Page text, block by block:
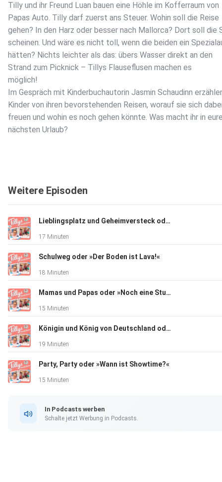
Tilly und ihr Freund Luan bauen eine Höhle im Kofferraum von
Papas Auto. Tilly darf zuerst ans Steuer. Wohin soll die Reise
gehen? In den Harz oder besser nach Mallorca? Dort soll die
scheinen. Und wäre es nicht toll, wenn die beiden ein
hätten? Nichts leichter als das: übers Wasser direkt an den
Strand zum Picknick – Tillys Flauseflusen machen es
möglich!
Im Gespräch mit Kinderbuchautorin Jasmin Schaudinn
Kinder von ihren bevorstehenden Reisen, worauf sie sich dabei
freuen und wohin es noch gehen könnte. Was macht ihr in
nächsten Urlaub?
Weitere Episoden
Lieblingsplatz und Geheimversteck oder »Wo es besonders lecker schmeckt«
17 Minuten
Schulweg oder »Der Boden ist Lava!«
18 Minuten
Mamas und Papas oder »Noch eine Stunde länger schlafen, bitte?!«
15 Minuten
Königin und König von Deutschland oder »Süßes für alle!«
19 Minuten
Party, Party oder »Wann ist Showtime?«
15 Minuten
In Podcasts werben
Schalte jetzt Werbung in Podcasts.